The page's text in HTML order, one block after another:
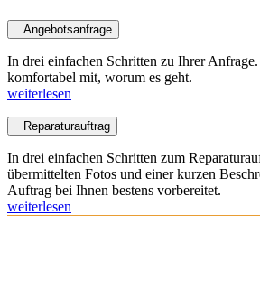
Angebotsanfrage
In drei einfachen Schritten zu Ihrer
komfortabel mit, worum es geht.
weiterlesen
Reparaturauftrag
In drei einfachen Schritten zum
übermittelten Fotos und einer kurzen
Auftrag bei Ihnen bestens vorbereitet.
weiterlesen